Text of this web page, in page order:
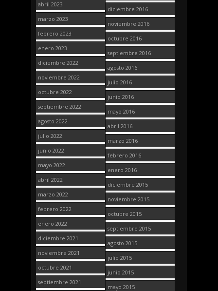
abril 2023
marzo 2023
febrero 2023
enero 2023
diciembre 2022
noviembre 2022
octubre 2022
septiembre 2022
agosto 2022
julio 2022
junio 2022
mayo 2022
abril 2022
marzo 2022
febrero 2022
enero 2022
diciembre 2021
noviembre 2021
octubre 2021
septiembre 2021
diciembre 2016
noviembre 2016
octubre 2016
septiembre 2016
agosto 2016
julio 2016
junio 2016
mayo 2016
abril 2016
marzo 2016
febrero 2016
enero 2016
diciembre 2015
noviembre 2015
octubre 2015
septiembre 2015
agosto 2015
julio 2015
junio 2015
mayo 2015